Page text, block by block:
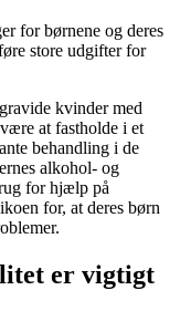
for børnene og deres
store udgifter for
kvinder med
at fastholde i et
behandling i de
alkohol- og
for hjælp på
for, at deres børn
er vigtigt